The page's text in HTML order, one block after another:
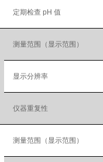
定期检查 pH 值
测量范围（显示范围）
显示分辨率
仪器重复性
测量范围（显示范围）